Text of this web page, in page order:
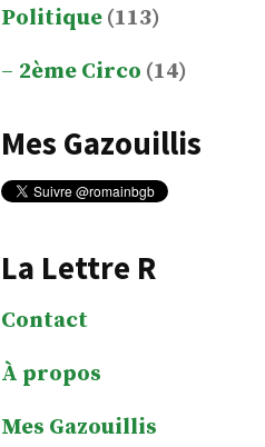
Politique (113)
2ème Circo (14)
Mes Gazouillis
La Lettre R
Contact
À propos
Mes Gazouillis